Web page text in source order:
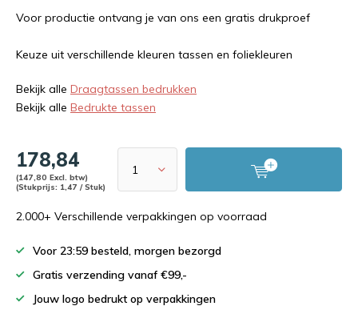
Voor productie ontvang je van ons een gratis drukproef
Keuze uit verschillende kleuren tassen en foliekleuren
Bekijk alle Draagtassen bedrukken
Bekijk alle Bedrukte tassen
178,84
(147,80 Excl. btw)
(Stukprijs: 1,47 / Stuk)
2.000+ Verschillende verpakkingen op voorraad
Voor 23:59 besteld, morgen bezorgd
Gratis verzending vanaf €99,-
Jouw logo bedrukt op verpakkingen